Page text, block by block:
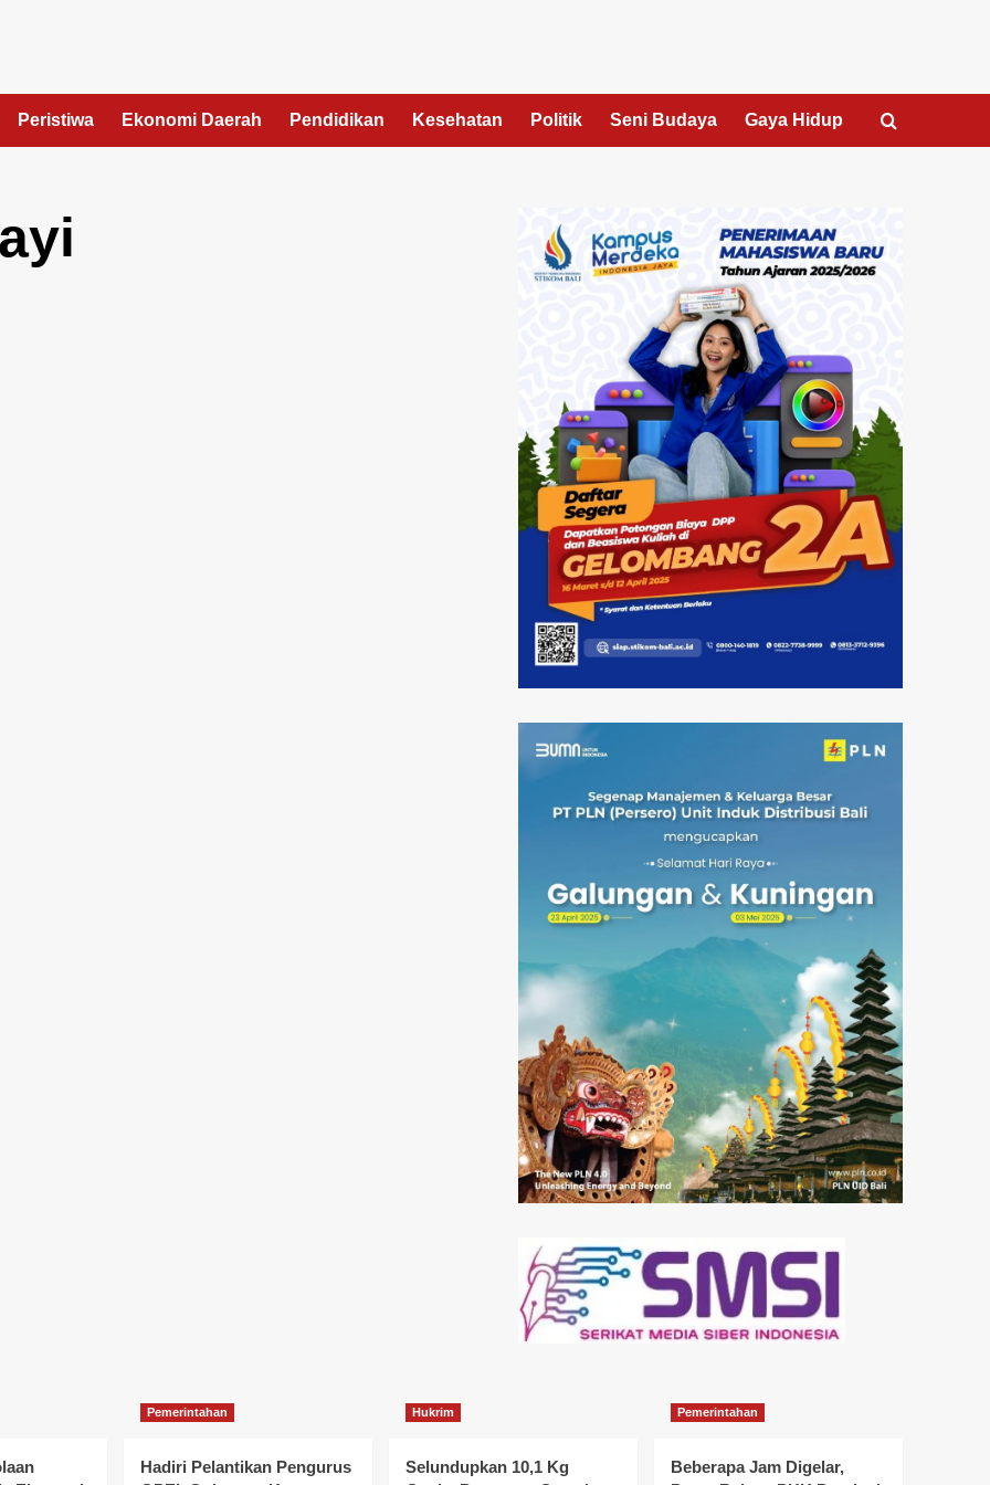
Peristiwa Ekonomi Daerah Pendidikan Kesehatan Politik Seni Budaya Gaya Hidup
Pemerintahan
Hadiri Pelantikan Pengurus
Hukrim
Selundupkan 10,1 Kg
Pemerintahan
Beberapa Jam Digelar,